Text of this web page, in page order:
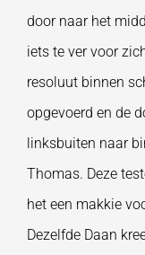
door naar het
iets te ver voor
resoluut binnen
opgevoerd en de
linksbuiten naar
Thomas. Deze
het een makkie
Dezelfde Daan